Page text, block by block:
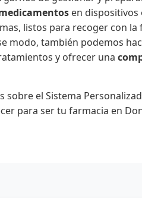
en dispositivos
listos para recoger con la
modo, también podemos
y ofrecer una
sobre el Sistema
para ser tu farmacia en